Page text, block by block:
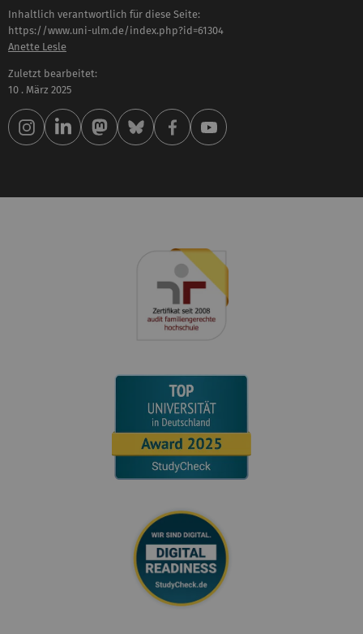
Inhaltlich verantwortlich für diese Seite:
https://www.uni-ulm.de/index.php?id=61304
Anette Lesle
Zuletzt bearbeitet:
10 . März 2025